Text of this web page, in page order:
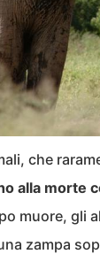
che
alla morte
muore, gli
zampa